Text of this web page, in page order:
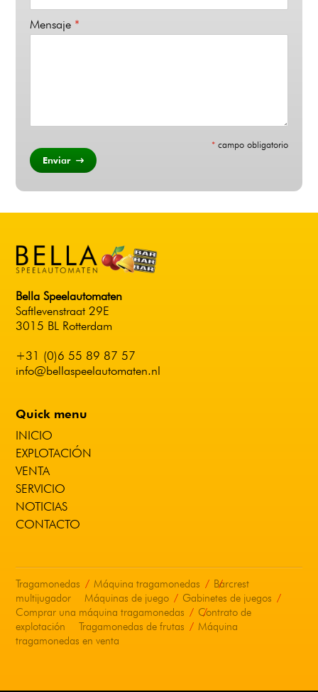
Mensaje *
* campo obligatorio
Enviar
Bella Speelautomaten
Saftlevenstraat 29E
3015 BL Rotterdam
+31 (0)6 55 89 87 57
info@bellaspeelautomaten.nl
Quick menu
INICIO
EXPLOTACIÓN
VENTA
SERVICIO
NOTICIAS
CONTACTO
Tragamonedas Máquina tragamonedas
Barcrest
multijugador
Máquinas de juego
Gabinetes de juegos
Comprar una máquina tragamonedas
Contrato de
explotación
Tragamonedas de frutas
Máquina
tragamonedas en venta